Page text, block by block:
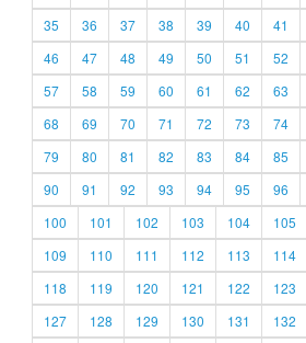
35
36 37 38 39 40 41
46
47 48 49 50 51 52
57
58 59 60 61 62 63
68
69 70 71 72 73 74
79
80 81 82 83 84 85
90
91 92 93 94 95 96
100
101 102 103 104 105
109
110 111 112 113 114
118
119 120 121 122 123
127
128 129 130 131 132